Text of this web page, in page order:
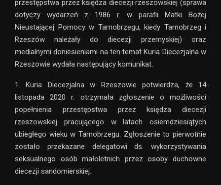
przestępstwa przez księdza diecezji rzeszowskiej (sprawa
dotyczy wydarzeń z 1986 r. w parafii Matki Bożej
Nieustającej Pomocy w Tarnobrzegu, kiedy Tarnobrzeg i
Rzeszów należały do diecezji przemyskiej) oraz
medialnymi doniesieniami na ten temat Kuria Diecezjalna w
Rzeszowie wydała następujący komunikat:
1. Kuria Diecezjalna w Rzeszowie potwierdza, że 14
listopada 2020 r. otrzymała zgłoszenie o możliwości
popełnienia przestępstwa przez księdza diecezji
rzeszowskiej pracującego w latach osiemdziesiątych
ubiegłego wieku w Tarnobrzegu. Zgłoszenie to pierwotnie
zostało przekazane delegatowi ds. wykorzystywania
seksualnego osób małoletnich przez osoby duchowne
diecezji sandomierskiej.